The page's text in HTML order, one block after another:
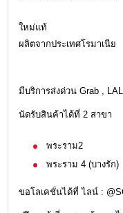
ใหม่แท้
ผลิตจากประเทศโรมาเนีย
มีบริการส่งด่วน Grab ,
นัดรับสินค้าได้ที่ 2 สาขา
พระราม2
พระราม 4 (บางรัก)
ขอโลเคชั่นได้ที่ ไลน์ :